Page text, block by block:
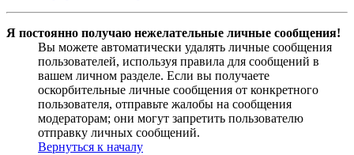
Я постоянно получаю нежелательные личные сообщения!
Вы можете автоматически удалять личные сообщения
пользователей, используя правила для сообщений в
вашем личном разделе. Если вы получаете
оскорбительные личные сообщения от конкретного
пользователя, отправьте жалобы на сообщения
модераторам; они могут запретить пользователю
отправку личных сообщений.
Вернуться к началу